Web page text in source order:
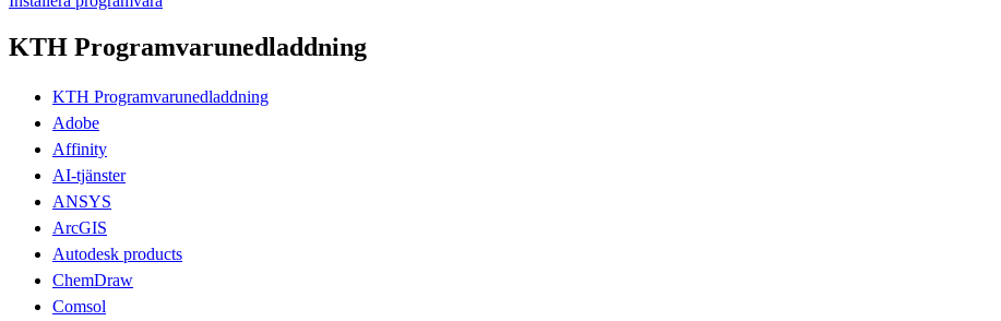
KTH Programvarunedladdning
KTH Programvarunedladdning
Adobe
Affinity
AI-tjänster
ANSYS
ArcGIS
Autodesk products
ChemDraw
Comsol